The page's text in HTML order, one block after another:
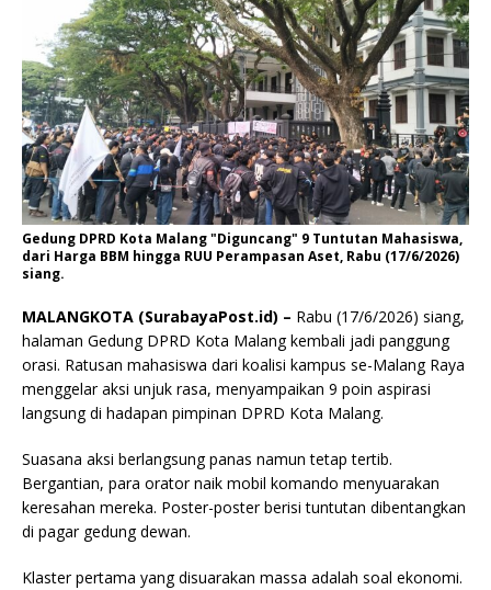
Gedung DPRD Kota Malang "Diguncang" 9 Tuntutan Mahasiswa,
dari Harga BBM hingga RUU Perampasan Aset, Rabu (17/6/2026)
siang.
MALANGKOTA (SurabayaPost.id) – Rabu (17/6/2026) siang,
halaman Gedung DPRD Kota Malang kembali jadi panggung
orasi. Ratusan mahasiswa dari koalisi kampus se-Malang Raya
menggelar aksi unjuk rasa, menyampaikan 9 poin aspirasi
langsung di hadapan pimpinan DPRD Kota Malang.
Suasana aksi berlangsung panas namun tetap tertib.
Bergantian, para orator naik mobil komando menyuarakan
keresahan mereka. Poster-poster berisi tuntutan dibentangkan
di pagar gedung dewan.
Klaster pertama yang disuarakan massa adalah soal ekonomi.